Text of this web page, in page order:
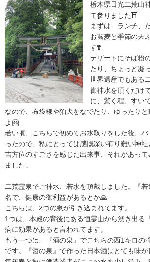
栃木県日光二荒山
て参りました⛩
まずは、ランチ、
お蕎麦と季節の天
す❣️
デザートにそば粉
たり、ちょっと凝
世界遺産でもある
御神水を頂くだけ
に、驚く程、すい
なので、布袋様や狛犬をなでたり、ゆったり
よ🤗
若い頃、こちらで初めてお水取りをした後、バ
ったので、私にとっては感慨深い有り難い神社
吉方位のすごさを感じた出来事、それがあっ
ました。
二荒霊泉でご神水、若水を頂戴しました。『
名で、健康の御利益があるとか🙏
こちらは、2つの泉が引き込まれてます。
1つは、本殿の背後にある恒霊山から湧き出る
病に効果があると言われてます。
もう一つは、『酒の泉』でこちらの西1キロの
です。『酒の泉』で作った日本酒はとても味が